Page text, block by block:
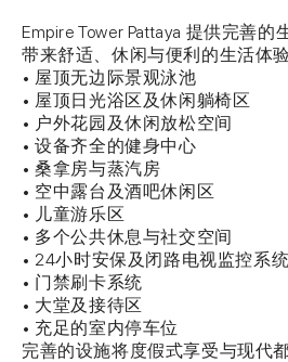
Empire Tower Pattaya 提供完善
带来舒适、休闲与便利的生活体验
• 屋顶无边际景观泳池
• 屋顶日光浴区及休闲躺椅区
• 户外花园及休闲放松空间
• 设备齐全的健身中心
• 桑拿房与蒸汽房
• 空中露台及酒吧休闲区
• 儿童游乐区
• 多个公共休息与社交空间
• 24小时安保及闭路电视监控系统
• 门禁刷卡系统
• 大堂及接待区
• 充足的室内停车位
完善的设施将度假式享受与现代